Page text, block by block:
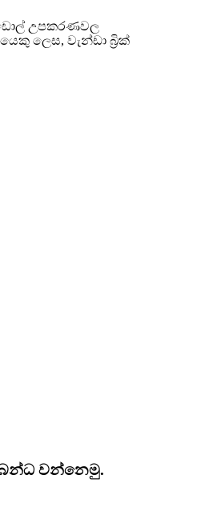
උපකරණවල
ලෙස, වැන්ඩා බ්‍රික්
වන්නෙමු.